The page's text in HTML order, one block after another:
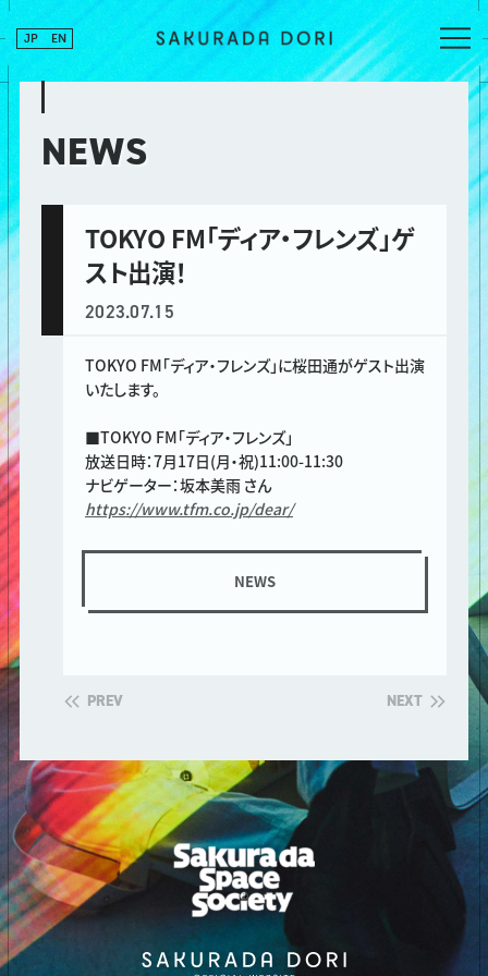
JP EN
NEWS
TOKYO FM「ディア・フレンズ」ゲ
スト出演！
2023.07.15
TOKYO FM「ディア・フレンズ」に桜田通がゲスト出演
いたします。
■TOKYO FM「ディア・フレンズ」
放送日時：7月17日(月・祝)11:00-11:30
ナビゲーター：坂本美雨 さん
https://www.tfm.co.jp/dear/
NEWS
PREV NEXT